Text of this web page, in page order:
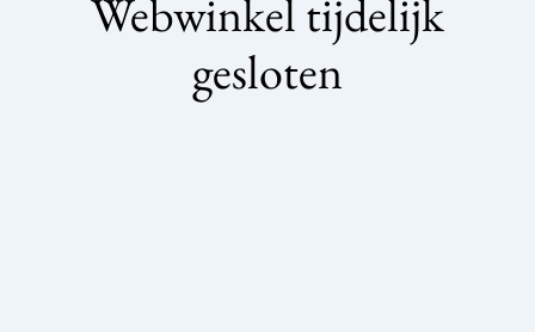
Webwinkel tijdelijk
gesloten